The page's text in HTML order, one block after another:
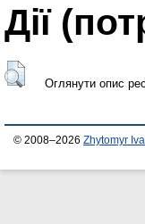
Дії
Оглянути опис
© 2008–2026 Zhytomyr